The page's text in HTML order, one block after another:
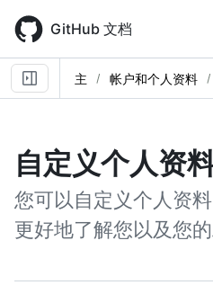
main
content
GitHub 文档
主 帐户和个人资料
自定义个人资
您可以自定义个人资
更好地了解您以及您的